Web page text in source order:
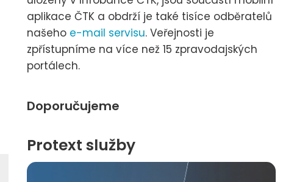
aplikace ČTK a obdrží je také tisíce odběratelů
našeho e-mail servisu. Veřejnosti je
zpřístupníme na více než 15 zpravodajských
portálech.
Doporučujeme
Protext služby